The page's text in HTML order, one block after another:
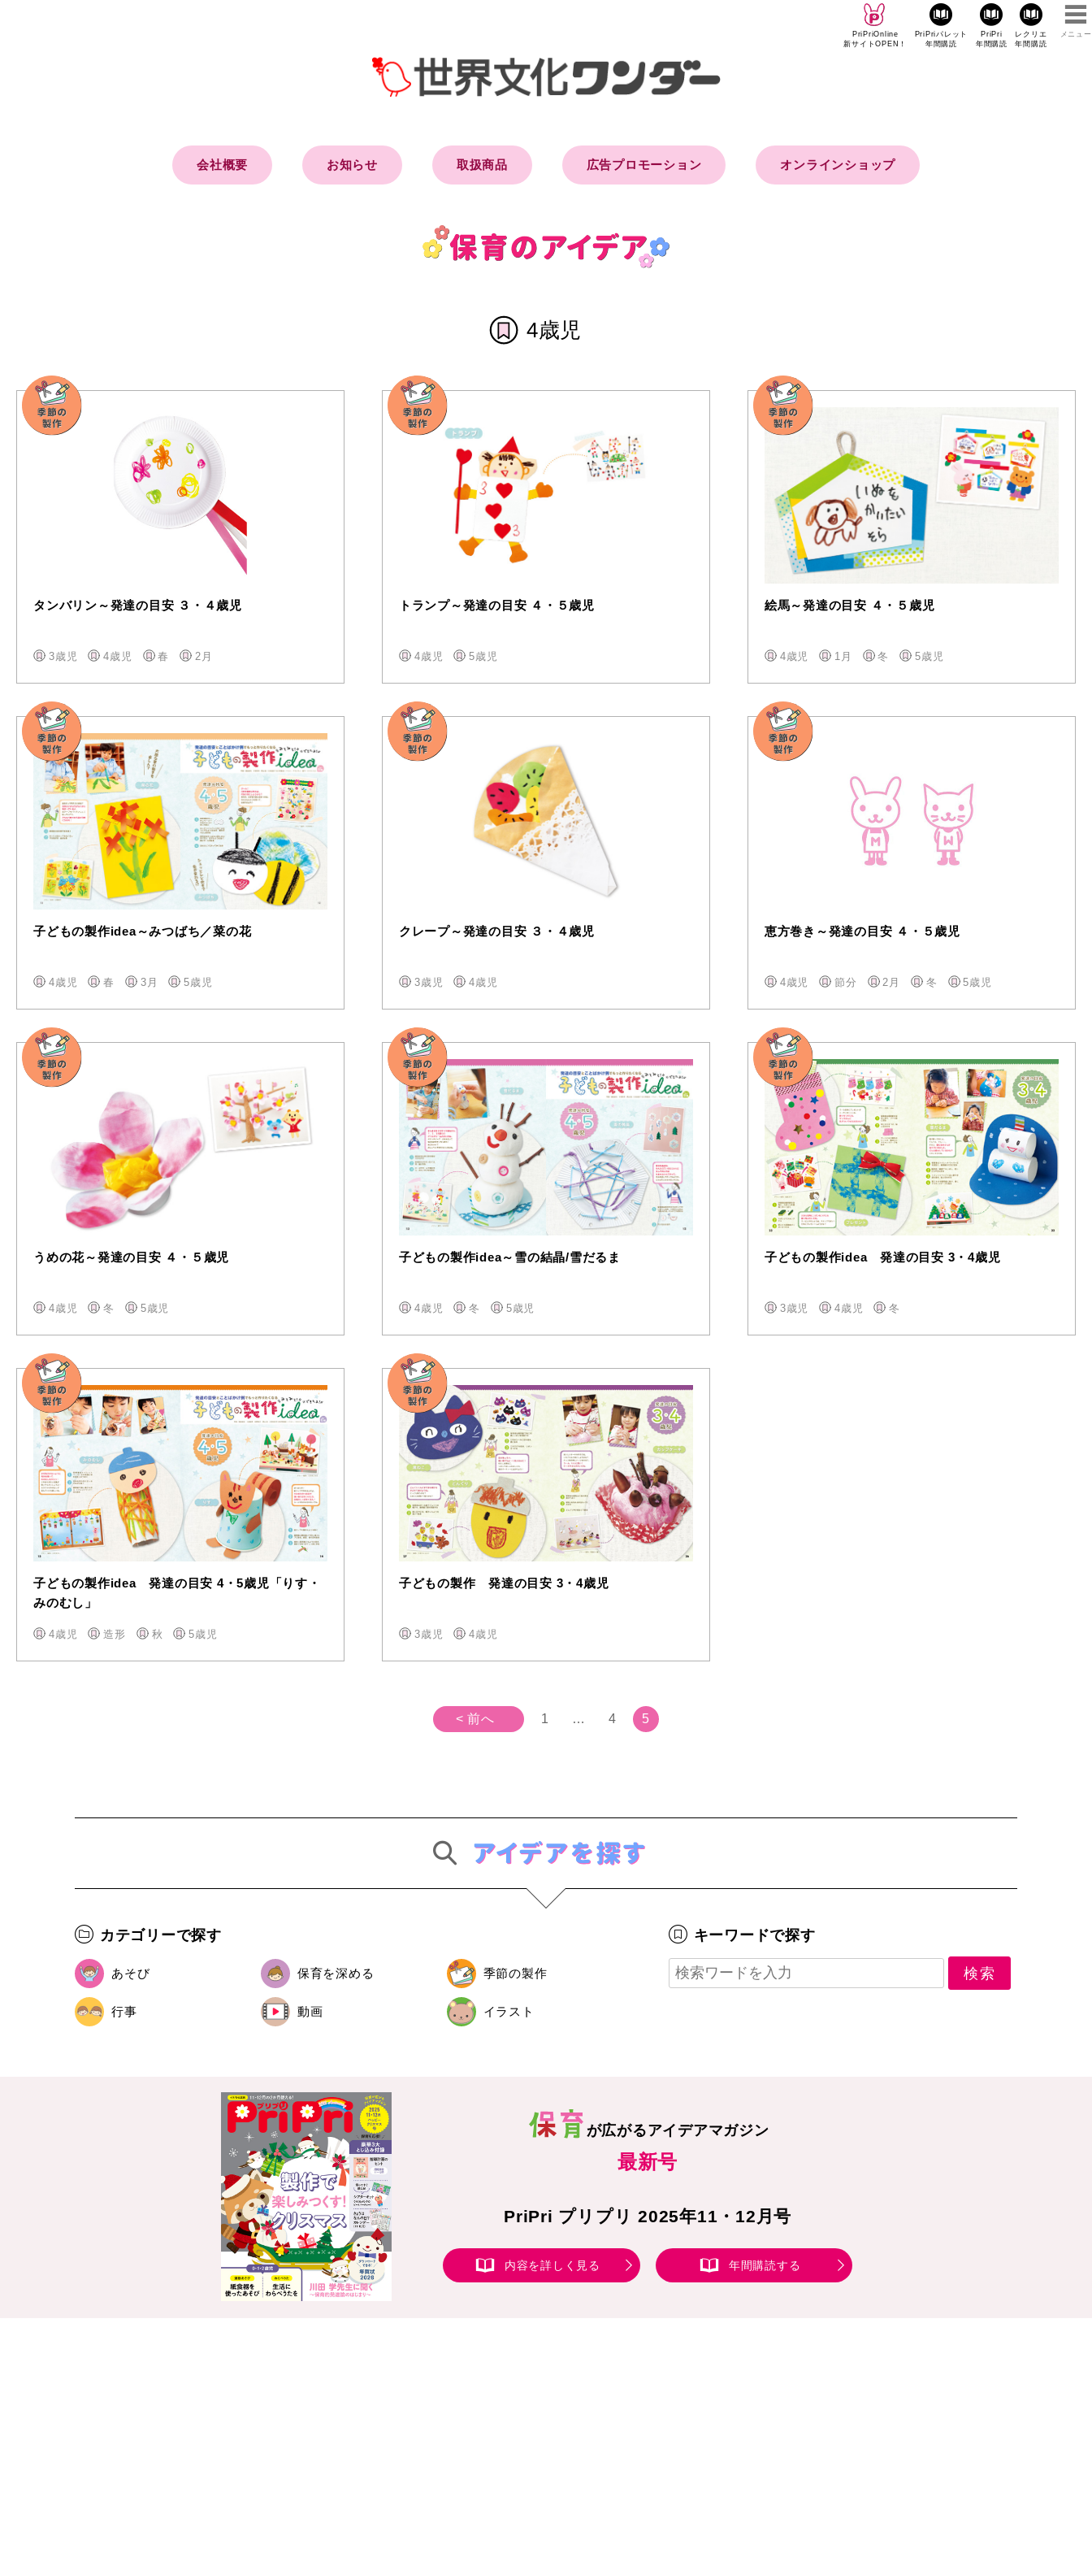
PriPriOnline
新サイトOPEN！
PriPriパレット
年間購読
PriPri
年間購読
レクリエ
年間購読
メニュー
会社概要 お知らせ 取扱商品 広告プロモーション オンラインショップ
4歳児
タンバリン～発達の目安 ３・４歳児
3歳児 4歳児 春 2月
トランプ～発達の目安 ４・５歳児
4歳児 5歳児
絵馬～発達の目安 ４・５歳児
4歳児 1月 冬 5歳児
子どもの製作idea～みつばち／菜の花
4歳児 春 3月 5歳児
クレープ～発達の目安 ３・４歳児
3歳児 4歳児
恵方巻き～発達の目安 ４・５歳児
4歳児 節分 2月 冬 5歳児
うめの花～発達の目安 ４・５歳児
4歳児 冬 5歳児
子どもの製作idea～雪の結晶/雪だるま
4歳児 冬 5歳児
子どもの製作idea 発達の目安 3・4歳児
3歳児 4歳児 冬
子どもの製作idea 発達の目安 4・5歳児「りす・
みのむし」
4歳児 造形 秋 5歳児
子どもの製作 発達の目安 3・4歳児
3歳児 4歳児
< 前へ 1 … 4 5
カテゴリーで探す
あそび 保育を深める 季節の製作
行事 動画 イラスト
キーワードで探す
が広がるアイデアマガジン
最新号
PriPri プリプリ 2025年11・12月号
内容を詳しく見る 年間購読する